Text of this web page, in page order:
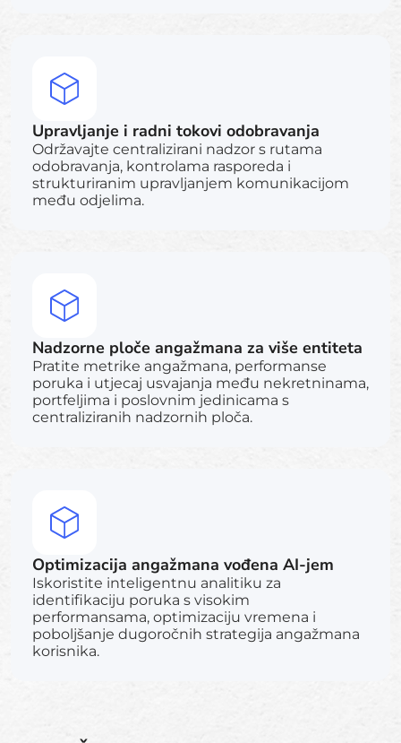
Upravljanje i radni tokovi odobravanja
Održavajte centralizirani nadzor s rutama
odobravanja, kontrolama rasporeda i
strukturiranim upravljanjem komunikacijom
među odjelima.
Nadzorne ploče angažmana za više entiteta
Pratite metrike angažmana, performanse
poruka i utjecaj usvajanja među nekretninama,
portfeljima i poslovnim jedinicama s
centraliziranih nadzornih ploča.
Optimizacija angažmana vođena AI-jem
Iskoristite inteligentnu analitiku za
identifikaciju poruka s visokim
performansama, optimizaciju vremena i
poboljšanje dugoročnih strategija angažmana
korisnika.